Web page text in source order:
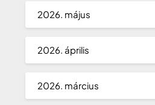
2026. május
2026. április
2026. március